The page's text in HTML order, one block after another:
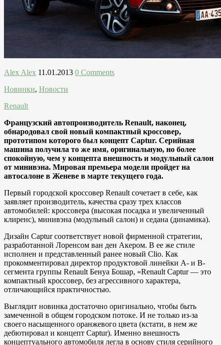
Alex Alex 11.01.2013 0 Comments
Новинки, Новости
Renault
Французский автопроизводитель Renault, наконец,
обнародовал свой новый компактный кроссовер,
прототипом которого был концепт Captur. Серийная
машина получила то же имя, оригинальную, но более
спокойную, чем у концепта внешность и модульный салон
от минивэна. Мировая премьера модели пройдет на
автосалоне в Женеве в марте текущего года.
Первый городской кроссовер Renault сочетает в себе, как
заявляет производитель, качества сразу трех классов
автомобилей: кроссовера (высокая посадка и увеличенный
клиренс), минивэна (модульный салон) и седана (динамика).
Дизайн Captur соответствует новой фирменной стратегии,
разработанной Лоренсом ван ден Акером. В ее же стиле
исполнен и представленный ранее новый Clio. Как
прокомментировал директор продуктовой линейки A- и B-
сегмента группы Renault Бенуа Бошар, «Renault Captur — это
компактный кроссовер, без агрессивного характера,
отличающийся практичностью.
Выглядит новинка достаточно оригинально, чтобы быть
замеченной в общем городском потоке. И не только из-за
своего насыщенного оранжевого цвета (кстати, в нем же
дебютировал и концепт Captur). Именно внешность
концептуального автомобиля легла в основу стиля серийного